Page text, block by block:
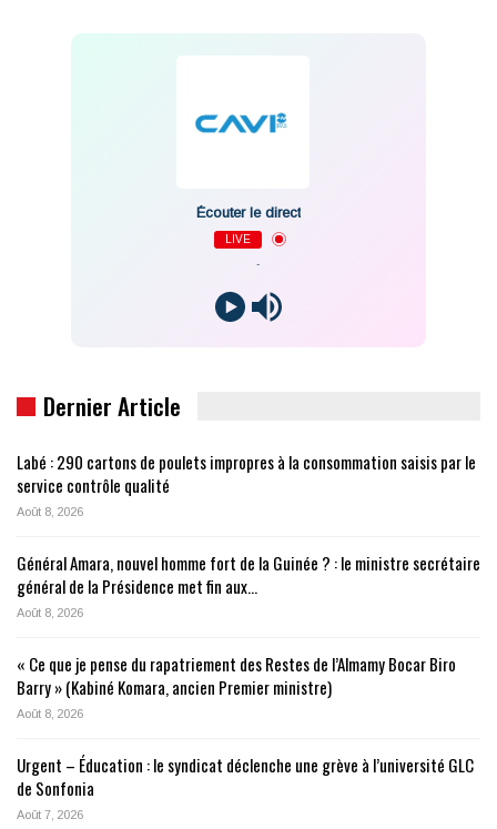
Écouter le direct
LIVE
Dernier Article
Labé : 290 cartons de poulets impropres à la consommation saisis par le
service contrôle qualité
Août 8, 2026
Général Amara, nouvel homme fort de la Guinée ? : le ministre secrétaire
général de la Présidence met fin aux…
Août 8, 2026
« Ce que je pense du rapatriement des Restes de l’Almamy Bocar Biro
Barry » (Kabiné Komara, ancien Premier ministre)
Août 8, 2026
Urgent – Éducation : le syndicat déclenche une grève à l’université GLC
de Sonfonia
Août 7, 2026